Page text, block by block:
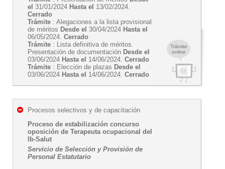
Trámite
online
el 31/01/2024 Hasta el 13/02/2024.
Cerrado
Trámite : Alegaciones a la lista provisional
de méritos Desde el 30/04/2024 Hasta el
06/05/2024. Cerrado
Trámite : Lista definitiva de méritos.
Presentación de documentación Desde el
03/06/2024 Hasta el 14/06/2024. Cerrado
Trámite : Elección de plazas Desde el
03/06/2024 Hasta el 14/06/2024. Cerrado
Procesos selectivos y de capacitación
Proceso de estabilización concurso
oposición de Terapeuta ocupacional del
Ib-Salut
Servicio de Selección y Provisión de
Personal Estatutario